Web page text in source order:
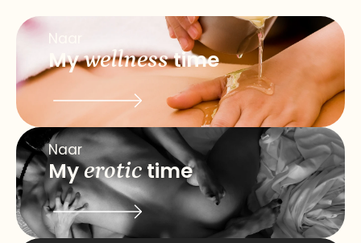
Naar
Mywellnesstime
Naar
Myerotictime